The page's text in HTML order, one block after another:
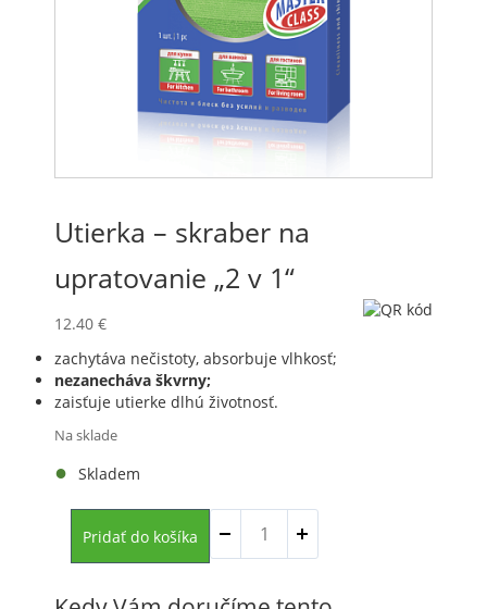
Utierka – skraber na
upratovanie „2 v 1“
12.40 €
zachytáva nečistoty, absorbuje vlhkosť;
nezanecháva škvrny;
zaisťuje utierke dlhú životnosť.
Na sklade
Skladem
–
na
Pridať do košíka